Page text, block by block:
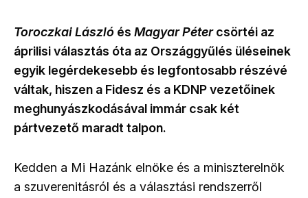
Toroczkai László és Magyar Pétercsörtéi az
áprilisi választás óta az Országgyűlés üléseinek
egyik legérdekesebb és legfontosabb részévé
váltak, hiszen a Fidesz és a KDNP vezetőinek
meghunyászkodásával immár csak két
pártvezető maradt talpon.
Kedden a Mi Hazánk elnöke és a miniszterelnök
a szuverenitásról és a választási rendszerről